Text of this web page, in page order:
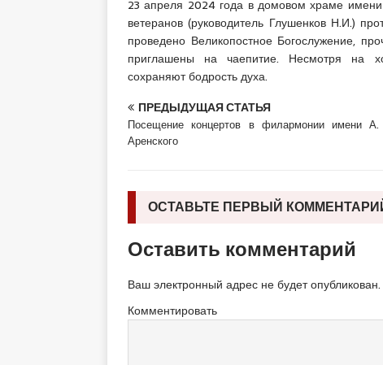
23 апреля 2024 года в домовом храме
ветеранов (руководитель Глушенков Н.И.)
проведено Великопостное Богослужение,
приглашены на чаепитие. Несмотря на
сохраняют бодрость духа.
ПРЕДЫДУЩАЯ СТАТЬЯ
Посещение концертов в филармонии имени
Аренского
ОСТАВЬТЕ ПЕРВЫЙ
Оставить комментарий
Ваш электронный адрес не будет опубликован.
Комментировать